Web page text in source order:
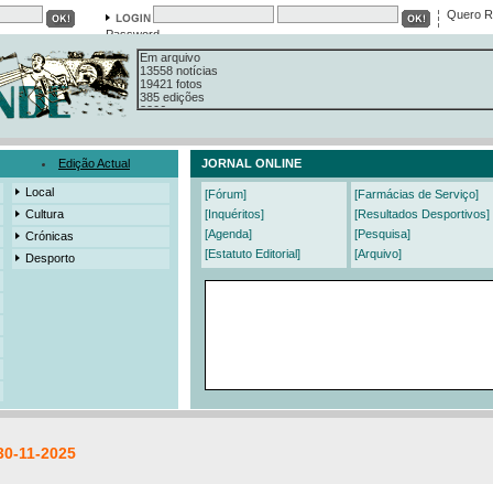
Quero
PasswordEm arquivo
13558 notícias
19421 fotos
385 edições
3206 mensagens
525 registos
Edição Actual JORNAL ONLINE
Local
Cultura
Crónicas
Desporto
[Fórum]
[Inquéritos]
[Agenda]
[Estatuto Editorial]
[Farmácias de Serviço]
[Resultados Desportivos]
[Pesquisa]
[Arquivo]
11-2025